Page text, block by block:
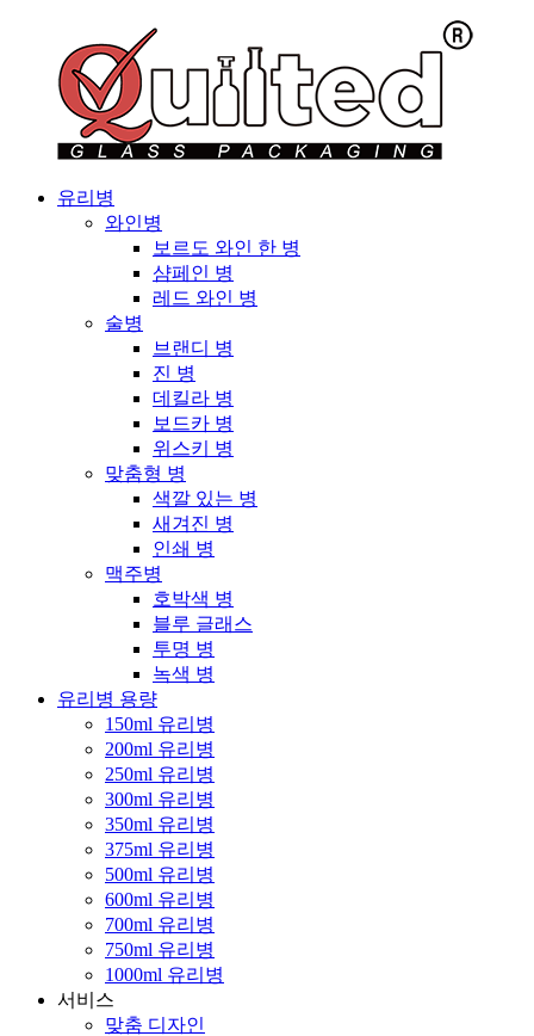
유리병
와인병
보르도 와인 한 병
샴페인 병
레드 와인 병
술병
브랜디 병
진 병
데킬라 병
보드카 병
위스키 병
맞춤형 병
색깔 있는 병
새겨진 병
인쇄 병
맥주병
호박색 병
블루 글래스
투명 병
녹색 병
유리병 용량
150ml 유리병
200ml 유리병
250ml 유리병
300ml 유리병
350ml 유리병
375ml 유리병
500ml 유리병
600ml 유리병
700ml 유리병
750ml 유리병
1000ml 유리병
서비스
맞춤 디자인